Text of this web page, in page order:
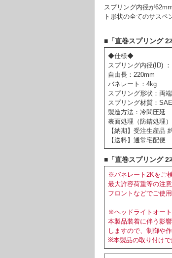
スプリング内径が
ト形状の全てのサスペ
■「直巻スプリング
◆仕様◆
スプリング内径(ID)
自由長：220mm
バネレート：4kg
スプリング形状：
スプリング材質：
製造方法：冷間圧延
表面処理（防錆処理
【納期】受注生産品
【送料】通常宅配便
■「直巻スプリング
※バネレート2Kをご
最大許容荷重等の注意
フロントなどでご使
※ヘッドライトオー
本製品装着に伴う影
しますので、制御や
※本製品の取り付けで